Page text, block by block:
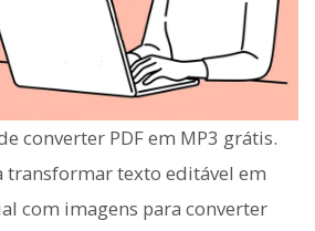
converter PDF em MP3 grátis.
transformar texto editável em
com imagens para converter